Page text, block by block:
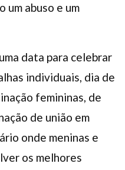
abuso e um
data para celebrar
individuais, dia de
femininas, de
de união em
onde meninas e
os melhores